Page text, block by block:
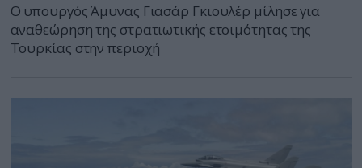
Ο υπουργός Άμυνας Γιασάρ Γκιουλέρ μίλησε για
αναθεώρηση της στρατιωτικής ετοιμότητας της
Τουρκίας στην περιοχή